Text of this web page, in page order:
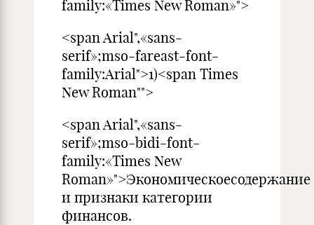
family:«Times New Roman»">
<span Arial",«sans-
serif»;mso-fareast-font-
family:Arial">1)<span Times
New Roman"">
<span Arial",«sans-
serif»;mso-bidi-font-
family:«Times New
Roman»">Экономическоесодержание
и признаки категории
финансов.